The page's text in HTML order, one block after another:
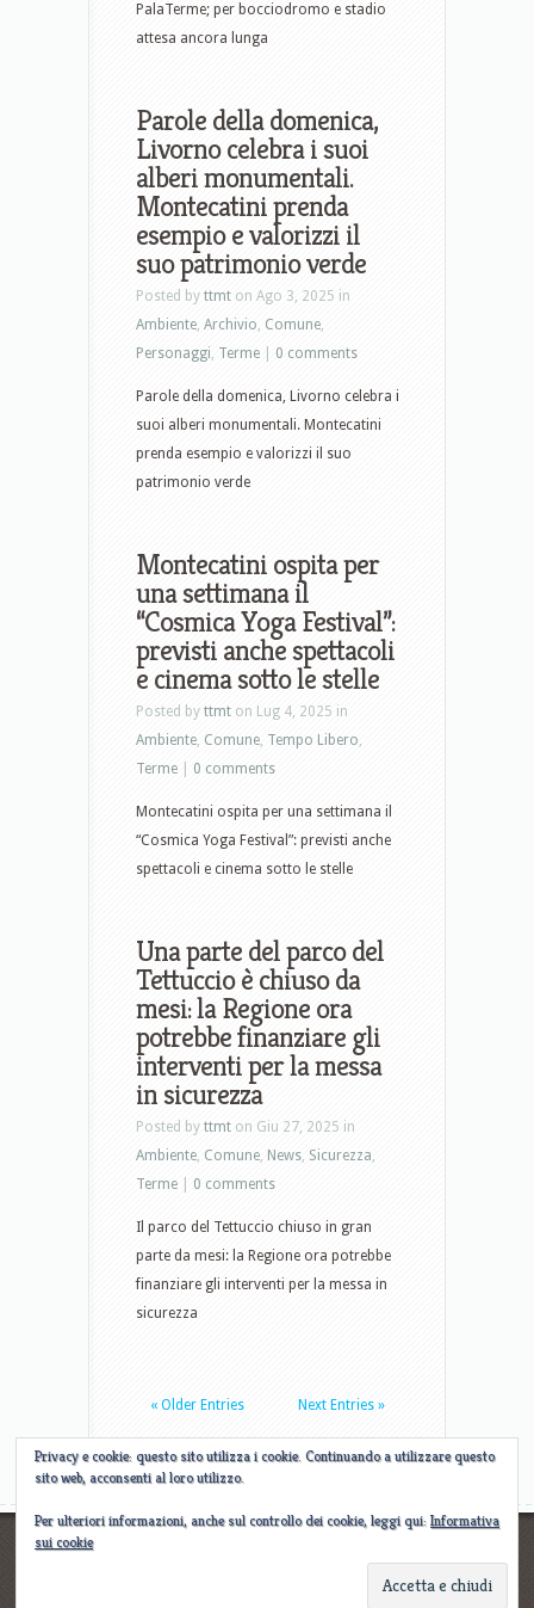
PalaTerme; per bocciodromo e stadio
attesa ancora lunga
Parole della domenica,
Livorno celebra i suoi
alberi monumentali.
Montecatini prenda
esempio e valorizzi il
suo patrimonio verde
Posted by ttmt on Ago 3, 2025 in
Ambiente, Archivio, Comune,
Personaggi, Terme 0 comments
Parole della domenica, Livorno celebra i
suoi alberi monumentali. Montecatini
prenda esempio e valorizzi il suo
patrimonio verde
Montecatini ospita per
una settimana il
“Cosmica Yoga Festival”:
previsti anche spettacoli
e cinema sotto le stelle
Posted by ttmt on Lug 4, 2025 in
Ambiente, Comune, Tempo Libero,
Terme
0 comments
Montecatini ospita per una settimana il
“Cosmica Yoga Festival”: previsti anche
spettacoli e cinema sotto le stelle
Una parte del parco del
Tettuccio è chiuso da
mesi: la Regione ora
potrebbe finanziare gli
interventi per la messa
in sicurezza
Posted by ttmt on Giu 27, 2025 in
Ambiente, Comune, News, Sicurezza,
Terme
0 comments
Il parco del Tettuccio chiuso in gran
parte da mesi: la Regione ora potrebbe
finanziare gli interventi per la messa in
sicurezza
« Older Entries Next Entries »
Privacy e cookie: questo sito utilizza i cookie. Continuando a utilizzare questo
sito web, acconsenti al loro utilizzo.
Per ulteriori informazioni, anche sul controllo dei cookie, leggi qui: Informativa
sui cookie